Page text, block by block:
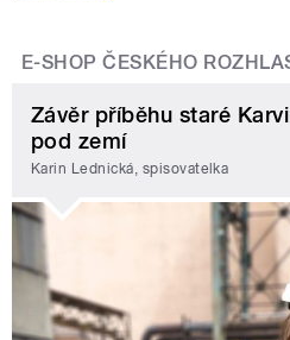
E-SHOP ČESKÉHO
Závěr příběhu staré
pod zemí
Karin Lednická, spisovatelka